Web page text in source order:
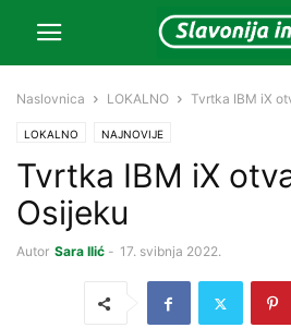
Naslovnica LOKALNO Tvrtka IBM iX
LOKALNO NAJNOVIJE
Tvrtka IBM iX
Osijeku
Autor Sara Ilić - 17. svibnja 2022.